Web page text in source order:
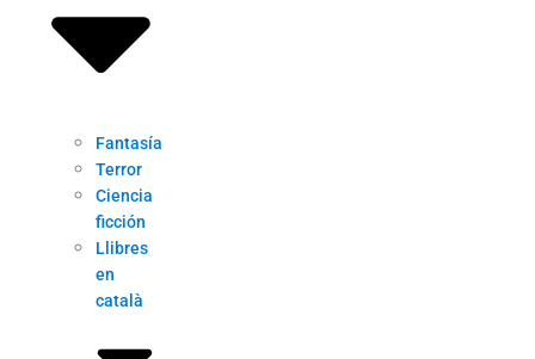
Fantasía
Terror
Ciencia
ficción
Llibres
en
català